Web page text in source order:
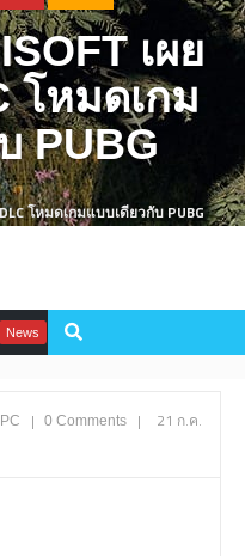
เผย
โหมดเกม
PUBG
โหมดเกมแบบเดียวกับ PUBG
God Slayer โชว์คลิปตัวอย่างเวอร์
PC | 0 Comments |
21 ก.ค.